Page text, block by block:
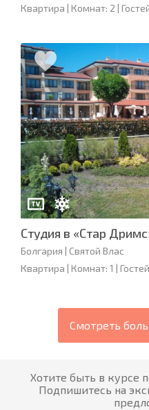
Квартира | Комнат: 2 |
Студия в «Стар
Болгария | Святой Влас
Квартира | Комнат: 1 |
Смотреть
Хотите быть в курсе
Подпишитесь на